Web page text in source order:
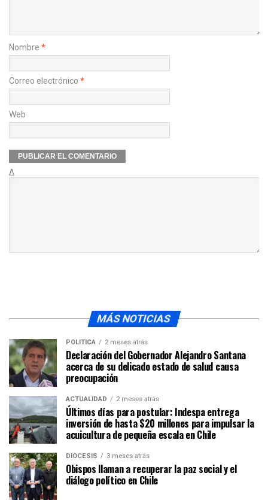
Nombre *
Correo electrónico *
Web
Δ
MÁS NOTICIAS
POLÍTICA 2 meses atrás
Declaración del Gobernador Alejandro Santana
acerca de su delicado estado de salud causa
preocupación
ACTUALIDAD 2 meses atrás
Últimos días para postular: Indespa entrega
inversión de hasta $20 millones para impulsar la
acuicultura de pequeña escala en Chile
DIÓCESIS 3 meses atrás
Obispos llaman a recuperar la paz social y el
diálogo político en Chile